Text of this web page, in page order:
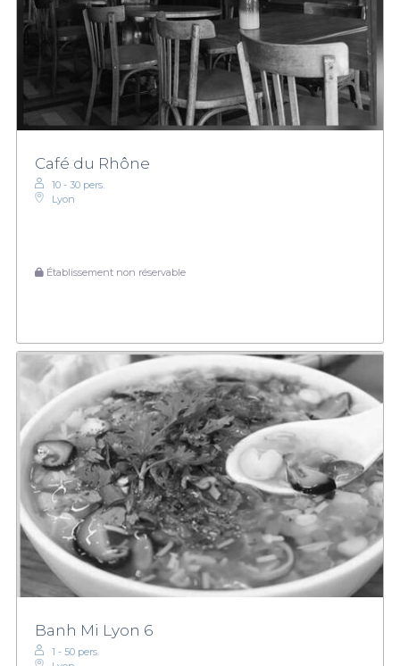
Café du Rhône
10 - 30 pers.
Lyon
Établissement non réservable
Banh Mi Lyon 6
1 - 50 pers.